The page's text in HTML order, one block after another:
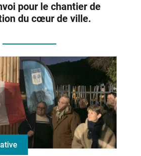
pour le chantier de
du cœur de ville.